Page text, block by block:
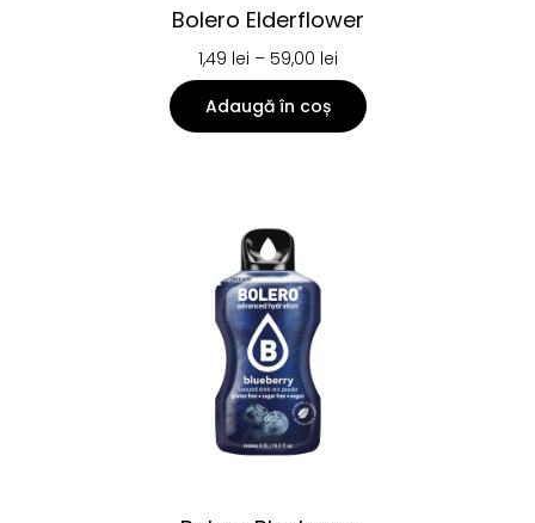
Bolero Elderflower
1,49 lei – 59,00 lei
Adaugă în coș